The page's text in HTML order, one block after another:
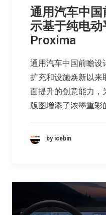
通用汽车中
示基于纯电
Proxima
通用汽车中国前瞻设
扩充和设施焕新以来
面提升的创意能力，
版图增添了浓墨重彩
by icebin